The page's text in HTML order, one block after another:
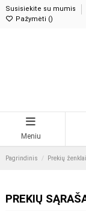
Susisiekite su mumis
Pažymėti ( )
Meniu
Pagrindinis Prekių ženklai
PREKIŲ